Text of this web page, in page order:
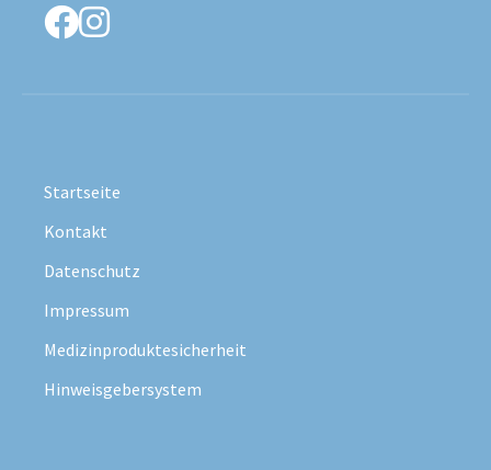
facebook
Startseite
Kontakt
Datenschutz
Impressum
Medizinproduktesicherheit
Hinweisgebersystem